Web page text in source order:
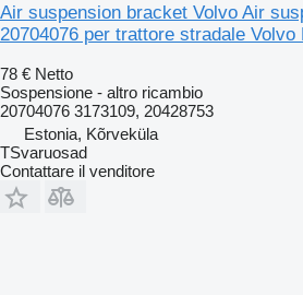
Air suspension bracket Volvo Air
20704076 per trattore stradale Volvo
78 € Netto
Sospensione - altro ricambio
20704076 3173109, 20428753
Estonia, Kõrveküla
TSvaruosad
Contattare il venditore